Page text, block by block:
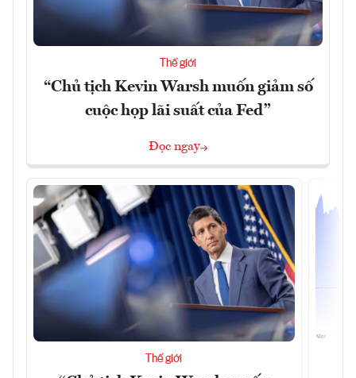
Thế giới
“Chủ tịch Kevin Warsh muốn giảm số
cuộc họp lãi suất của Fed”
Đọc ngay
Thế giới